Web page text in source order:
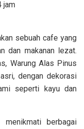
jam
sebuah cafe yang
dan makanan lezat.
Warung Alas Pinus
dengan dekorasi
seperti kayu dan
berbagai